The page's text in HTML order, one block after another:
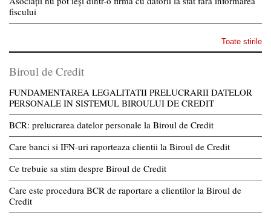
fiscului
Toate stirile
Biroul de Credit
FUNDAMENTAREA LEGALITATII PRELUCRARII DATELOR
PERSONALE IN SISTEMUL BIROULUI DE CREDIT
BCR: prelucrarea datelor personale la Biroul de Credit
Care banci si IFN-uri raporteaza clientii la Biroul de Credit
Ce trebuie sa stim despre Biroul de Credit
Care este procedura BCR de raportare a clientilor la Biroul de
Credit